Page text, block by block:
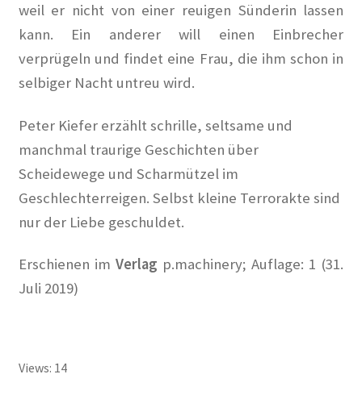
MV 2025
Raumplan KunstRaum
Spenden
Veranstaltungsplan 2024
Vorstand des Künstlerkolonie Berlin e.V.
Protokolle der Vorstandssitzungen
weil er nicht von einer reuigen Sünderin lassen
kann. Ein anderer will einen Einbrecher
verprügeln und findet eine Frau, die ihm schon in
selbiger Nacht untreu wird.
Peter Kiefer erzählt schrille, seltsame und
manchmal traurige Geschichten über
Scheidewege und Scharmützel im
Geschlechterreigen. Selbst kleine Terrorakte sind
nur der Liebe geschuldet.
Erschienen im Verlag p.machinery; Auflage: 1 (31.
Juli 2019)
Views: 14